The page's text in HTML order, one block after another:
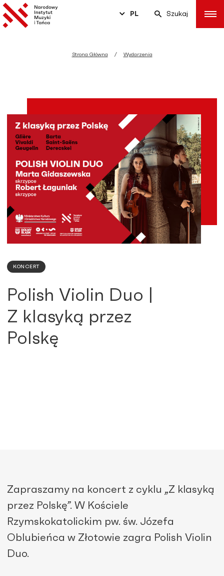
PL Szukaj
Strona Główna Wydarzenia
KONCERT
Polish Violin Duo |
Z klasyką przez
Polskę
Zapraszamy na koncert z cyklu „Z klasyką
przez Polskę”. W Kościele
Rzymskokatolickim pw. św. Józefa
Oblubieńca w Złotowie zagra Polish Violin
Duo.